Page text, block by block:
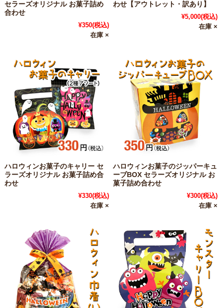
セラーズオリジナル お菓子詰め
合わせ
¥350(税込)
在庫 ×
わせ【アウトレット・訳あり】
¥5,000(税込)
在庫 ×
ハロウィンお菓子のキャリー セ
ラーズオリジナル お菓子詰め合
わせ
¥330(税込)
在庫 ×
ハロウィンお菓子のジッパーキュ
ーブBOX セラーズオリジナル お
菓子詰め合わせ
¥300(税込)
在庫 ×